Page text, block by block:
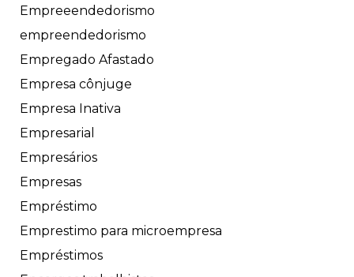
Empreeendedorismo
empreendedorismo
Empregado Afastado
Empresa cônjuge
Empresa Inativa
Empresarial
Empresários
Empresas
Empréstimo
Emprestimo para microempresa
Empréstimos